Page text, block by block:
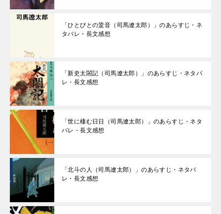
「ひとびとの跫音（司馬遼太郎）」のあらすじ・ネ
タバレ・長文感想
「新史太閤記（司馬遼太郎）」のあらすじ・ネタバ
レ・長文感想
「世に棲む日日（司馬遼太郎）」のあらすじ・ネタ
バレ・長文感想
「北斗の人（司馬遼太郎）」のあらすじ・ネタバ
レ・長文感想